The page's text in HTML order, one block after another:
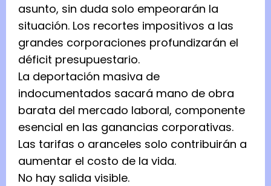
asunto, sin duda solo empeorarán la
situación. Los recortes impositivos a las
grandes corporaciones profundizarán el
déficit presupuestario.
La deportación masiva de
indocumentados sacará mano de obra
barata del mercado laboral, componente
esencial en las ganancias corporativas.
Las tarifas o aranceles solo contribuirán a
aumentar el costo de la vida.
No hay salida visible.